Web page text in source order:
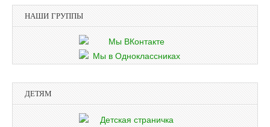
НАШИ ГРУППЫ
ДЕТЯМ